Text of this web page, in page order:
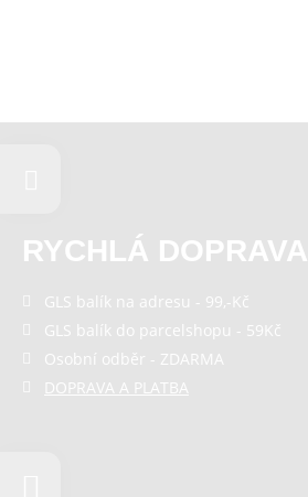
RYCHLÁ DOPRAVA
GLS balík na adresu - 99,-Kč
GLS balík do parcelshopu - 59Kč
Osobní odběr - ZDARMA
DOPRAVA A PLATBA